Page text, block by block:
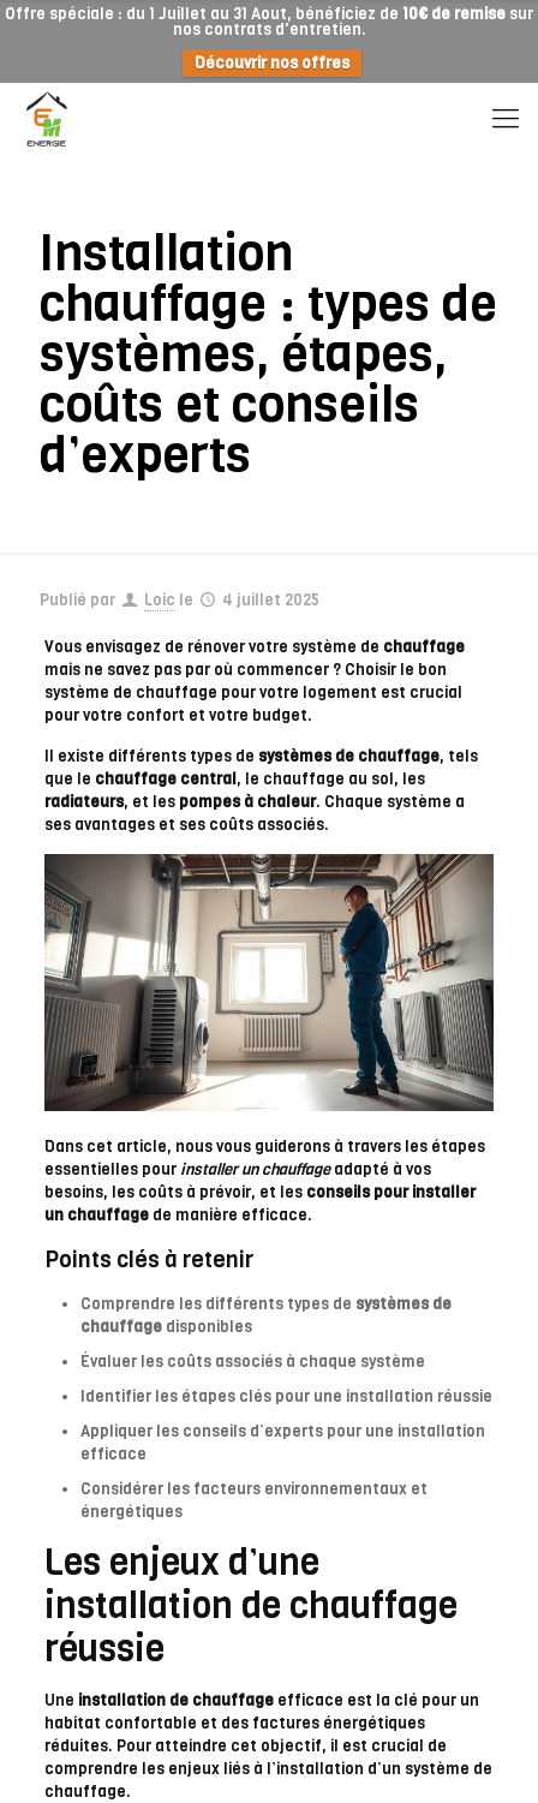
Offre spéciale : du 1 Juillet au 31 Aout, bénéficiez de 10€ de remise sur
nos contrats d'entretien.
Découvrir nos offres
Installation
chauffage : types de
systèmes, étapes,
coûts et conseils
d’experts
Publié par Loic le 4 juillet 2025
Vous envisagez de rénover votre système de chauffage
mais ne savez pas par où commencer ? Choisir le bon
système de chauffage pour votre logement est crucial
pour votre confort et votre budget.
Il existe différents types de systèmes de chauffage, tels
que le chauffage central, le chauffage au sol, les
radiateurs, et les pompes à chaleur. Chaque système a
ses avantages et ses coûts associés.
Dans cet article, nous vous guiderons à travers les étapes
essentielles pour installer un chauffageadapté à vos
besoins, les coûts à prévoir, et les conseils pour installer
un chauffagede manière efficace.
Points clés à retenir
Comprendre les différents types de systèmes de
chauffagedisponibles
Évaluer les coûts associés à chaque système
Identifier les étapes clés pour une installation réussie
Appliquer les conseils d’experts pour une installation
efficace
Considérer les facteurs environnementaux et
énergétiques
Les enjeux d’une
installation de chauffage
réussie
Une installation de chauffageefficace est la clé pour un
habitat confortable et des factures énergétiques
réduites. Pour atteindre cet objectif, il est crucial de
comprendre les enjeux liés à l’installation d’un système de
chauffage.